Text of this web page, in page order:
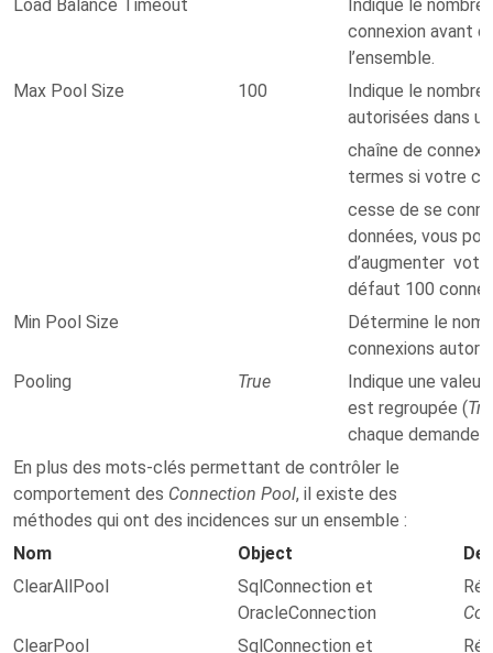
Load Balance Timeout
Indique le nombre
connexion avant
l’ensemble.
Max Pool Size
100
Indique le nombre
autorisées dans
chaîne de
termes si votre
cesse de se
données, vous
d’augmenter
défaut 100
Min Pool Size
Détermine le
connexions
Pooling
True
Indique une
est regroupée (
chaque demande
En plus des mots-clés permettant de contrôler le
comportement des Connection Pool, il existe des
méthodes qui ont des incidences sur un ensemble :
Nom
Object
ClearAllPool
SqlConnection et
OracleConnection
ClearPool
SqlConnection et